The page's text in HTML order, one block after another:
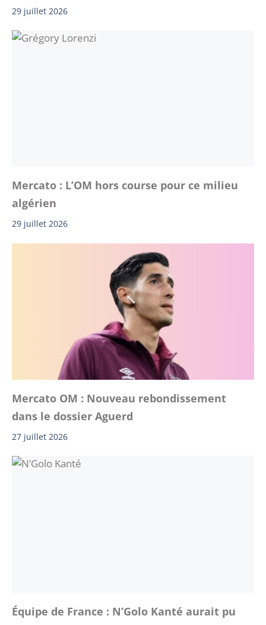
29 juillet 2026
Mercato : L’OM hors course pour ce milieu
algérien
29 juillet 2026
Mercato OM : Nouveau rebondissement
dans le dossier Aguerd
27 juillet 2026
Équipe de France : N’Golo Kanté aurait pu